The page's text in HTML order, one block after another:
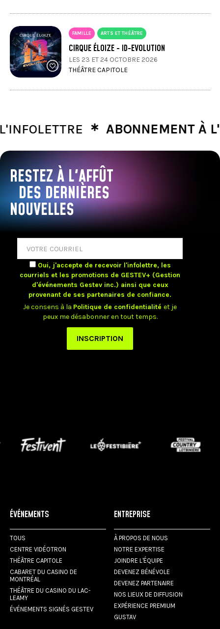
FAMILLE ARTS ET THÉÂTRE
CIRQUE ÉLOIZE - ID-EVOLUTION
LES 23 ET 24 OCTOBRE 2026
THÉÂTRE CAPITOLE
∗ABONNEMENT À
RESTEZ À L'AFFÛT
DES DERNIÈRES
NOUVELLES
ÉVÉNEMENTS
TOUS
CENTRE VIDÉOTRON
THÉÂTRE CAPITOLE
CABARET DU CASINO DE
MONTRÉAL
THÉÂTRE DU CASINO DU LAC-
LEAMY
ÉVÉNEMENTS SIGNÉS GESTEV
ENTREPRISE
À PROPOS DE NOUS
NOTRE EXPERTISE
JOINDRE L'ÉQUIPE
DEVENEZ BÉNÉVOLE
DEVENEZ PARTENAIRE
NOS LIEUX DE DIFFUSION
EXPÉRIENCE PREMIUM
GUSTAV